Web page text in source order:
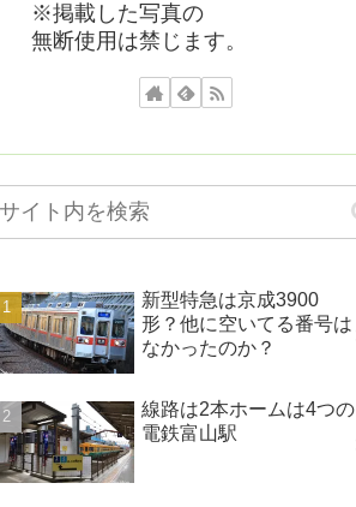
※掲載した写真の
無断使用は禁じます。
新型特急は京成3900
形？他に空いてる番号は
なかったのか？
線路は2本ホームは4つの
電鉄富山駅